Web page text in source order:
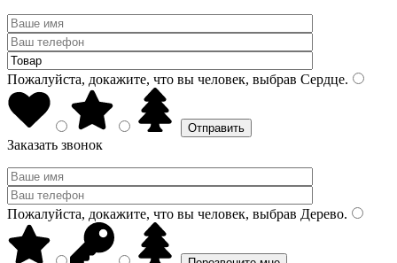
Пожалуйста, докажите, что вы человек, выбрав Сердце.
Заказать звонок
Пожалуйста, докажите, что вы человек, выбрав Дерево.